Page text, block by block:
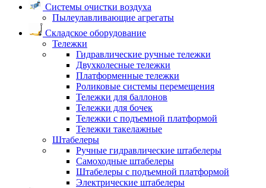
Системы очистки воздуха
Пылеулавливающие агрегаты
Складское оборудование
Тележки
Гидравлические ручные тележки
Двухколесные тележки
Платформенные тележки
Роликовые системы перемещения
Тележки для баллонов
Тележки для бочек
Тележки с подъемной платформой
Тележки такелажные
Штабелеры
Ручные гидравлические штабелеры
Самоходные штабелеры
Штабелеры с подъемной платформой
Электрические штабелеры